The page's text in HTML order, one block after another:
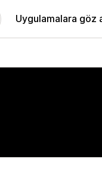
Uygulamalara göz